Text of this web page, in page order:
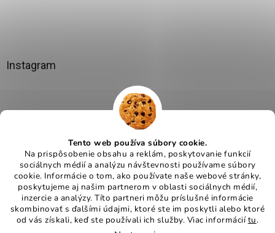
Tento web používa súbory cookie.
Na prispôsobenie obsahu a reklám, poskytovanie funkcií
sociálnych médií a analýzu návštevnosti používame súbory
cookie. Informácie o tom, ako používate naše webové stránky,
poskytujeme aj našim partnerom v oblasti sociálnych médií,
inzercie a analýzy. Títo partneri môžu príslušné informácie
skombinovať s ďalšími údajmi, ktoré ste im poskytli alebo ktoré
od vás získali, keď ste používali ich služby. Viac informáciítu.
Instagram
Sledovať na Instagrame